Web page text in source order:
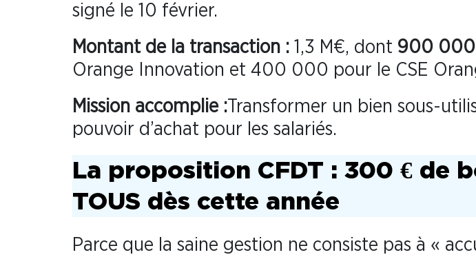
signé le 10 février.
Montant de la transaction : 1,3 M€, dont 900
Orange Innovation et 400 000 pour le CSE
Mission accomplie :Transformer un bien sous-
pouvoir d’achat pour les salariés.
La proposition CFDT : 300 € de
TOUS dès cette année
Parce que la saine gestion ne consiste pas à «